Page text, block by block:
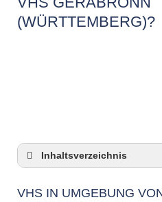
(WÜRTTEMBERG)?
Inhaltsverzeichnis
(Württemberg)
VHS IN UMGEBUNG